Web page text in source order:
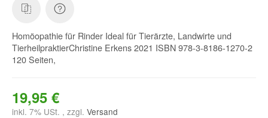
Homöopathie für Rinder Ideal für Tierärzte, Landwirte und
TierheilpraktierChristine Erkens 2021 ISBN 978-3-8186-1270-2
120 Seiten,
19,95 €
inkl. 7% USt. , zzgl. Versand